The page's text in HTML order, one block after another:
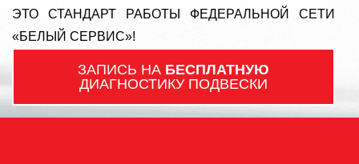
ЭТО СТАНДАРТ РАБОТЫ ФЕДЕРАЛЬНОЙ СЕТИ
«БЕЛЫЙ СЕРВИС»!
ЗАПИСЬ НА БЕСПЛАТНУЮ
ДИАГНОСТИКУ ПОДВЕСКИ